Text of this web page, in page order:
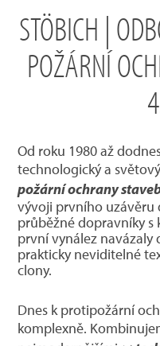
STÖBICH |
POŽÁRNÍ
Od roku 1980 až
technologický a
požární ochrany
vývoji prvního uzávěru
průběžné dopravníky s
první vynález navázaly
prakticky neviditelné
clony.
Dnes k protipožární
komplexně.